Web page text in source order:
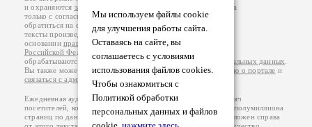
Мы используем файлы cookie
для улучшения работы сайта.
Оставаясь на сайте, вы
соглашаетесь с условиями
использования файлов cookies.
Чтобы ознакомиться с
Политикой обработки
персональных данных и файлов
и охраняются законом
. Перепечатка произведений возможна
только с согласия его автора, к которому вы можете
обратиться на его авторской странице. Ответственность за
тексты произведений авторы несут самостоятельно на
основанииправил публикацииизаконодательства
Российской Федерации
обрабатываются на основанииПолитики обработки персональных данных
Вы также можете посмотреть более подробнуюинформацию о портале и
связаться с администрацией
Ежедневная аудитория портала Проза.ру – порядка 100 тысяч
посетителей, которые в общей сумме просматривают более полумиллиона
страниц по данным счетчика посещаемости, который расположен справа